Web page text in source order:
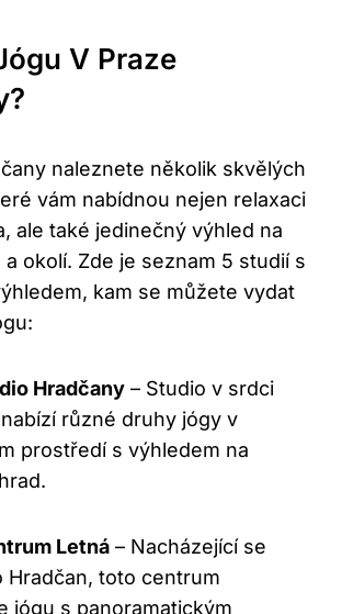
V Praze
naleznete několik skvělých
vám nabídnou nejen relaxaci
ale také jedinečný výhled na
okolí. Zde je seznam 5 studií s
kam se můžete vydat
Hradčany – Studio v srdci
různé druhy jógy v
prostředí s výhledem na
Letná – Nacházející se
Hradčan, toto centrum
jógu s panoramatickým